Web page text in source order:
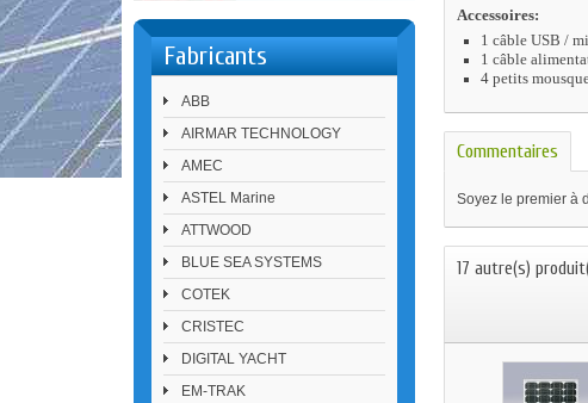
Fabricants
ABB
AIRMAR TECHNOLOGY
AMEC
ASTEL Marine
ATTWOOD
BLUE SEA SYSTEMS
COTEK
CRISTEC
DIGITAL YACHT
EM-TRAK
Accessoires:
1 câble USB /
1 câble
4 petits
Commentaires
Soyez le premier à
17 autre(s)